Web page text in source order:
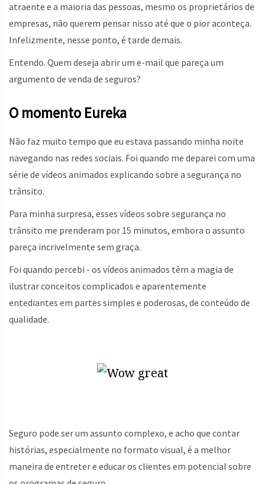
atraente e a maioria das pessoas, mesmo os proprietários de
empresas, não querem pensar nisso até que o pior aconteça.
Infelizmente, nesse ponto, é tarde demais.
Entendo. Quem deseja abrir um e-mail que pareça um
argumento de venda de seguros?
O momento Eureka
Não faz muito tempo que eu estava passando minha noite
navegando nas redes sociais. Foi quando me deparei com uma
série de vídeos animados explicando sobre a segurança no
trânsito.
Para minha surpresa, esses vídeos sobre segurança no
trânsito me prenderam por 15 minutos, embora o assunto
pareça incrivelmente sem graça.
Foi quando percebi - os vídeos animados têm a magia de
ilustrar conceitos complicados e aparentemente
entediantes em partes simples e poderosas, de conteúdo de
qualidade.
Seguro pode ser um assunto complexo, e acho que contar
histórias, especialmente no formato visual, é a melhor
maneira de entreter e educar os clientes em potencial sobre